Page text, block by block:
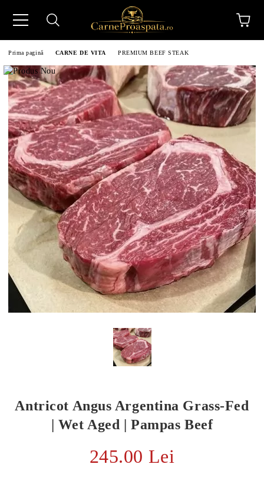
Prima pagină CARNE DE VITA PREMIUM BEEF STEAK
Antricot Angus Argentina Grass-Fed
| Wet Aged | Pampas Beef
245.00 Lei